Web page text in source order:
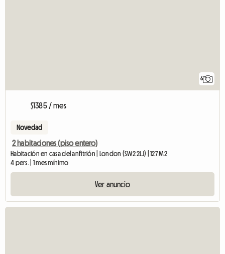
6
$1385 / mes
Novedad
2 habitaciones (piso entero)
Habitación en casa del anfitrión | London (SW2 2LJ) | 127 M2
4 pers. | 1 mes mínimo
Ver anuncio